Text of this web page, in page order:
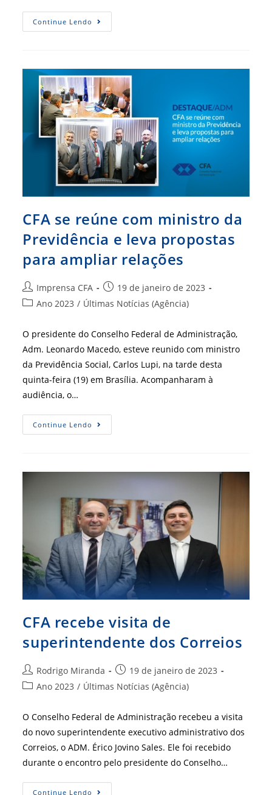
Continue Lendo Artigo
Técnico
Vence
Prêmio
Belmiro
Siqueira
CFA se reúne com ministro da
Previdência e leva propostas
para ampliar relações
Autor
do
Imprensa CFA
Post
publicado:
19 de janeiro de 2023
Categoria
Ano 2023 / Últimas Notícias (Agência)
O presidente do Conselho Federal de Administração,
Adm. Leonardo Macedo, esteve reunido com ministro
da Previdência Social, Carlos Lupi, na tarde desta
quinta-feira (19) em Brasília. Acompanharam à
audiência, o…
Continue Lendo CFA
Se
Previdência
Propostas
Para
Ampliar
Relações
CFA recebe visita de
superintendente dos Correios
Autor
do
Rodrigo Miranda
Post
publicado:
19 de janeiro de 2023
Categoria
Ano 2023 / Últimas Notícias (Agência)
O Conselho Federal de Administração recebeu a visita
do novo superintendente executivo administrativo dos
Correios, o ADM. Érico Jovino Sales. Ele foi recebido
durante o encontro pelo presidente do Conselho…
Continue Lendo CFA